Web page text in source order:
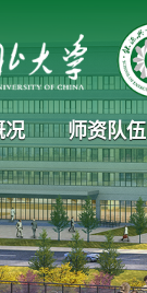
况 师资队伍